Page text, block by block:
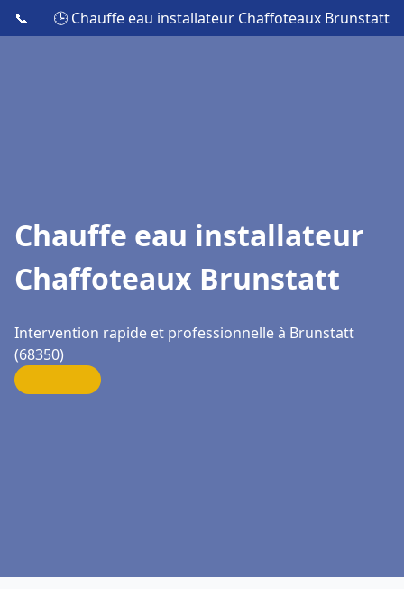
📞 🕒 Chauffe eau installateur Chaffoteaux Brunstatt
Chauffe eau installateur
Chaffoteaux Brunstatt
Intervention rapide et professionnelle à Brunstatt
(68350)